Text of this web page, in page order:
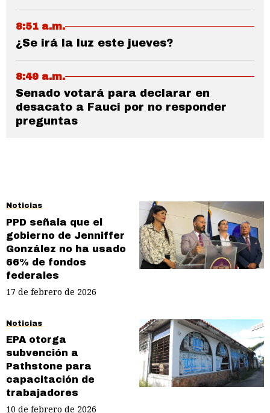
8:51 a.m.
¿Se irá la luz este jueves?
8:49 a.m.
Senado votará para declarar en
desacato a Fauci por no responder
preguntas
Noticias
PPD señala que el
gobierno de Jenniffer
González no ha usado
66% de fondos
federales
17 de febrero de 2026
Noticias
EPA otorga
subvención a
Pathstone para
capacitación de
trabajadores
10 de febrero de 2026